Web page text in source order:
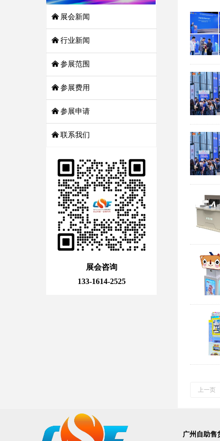
낀 展会新闻
낀 行业新闻
낀 参展范围
낀 参展费用
낀 参展申请
낀 联系我们
展会咨询
133-1614-2525
上一页
广州自助售